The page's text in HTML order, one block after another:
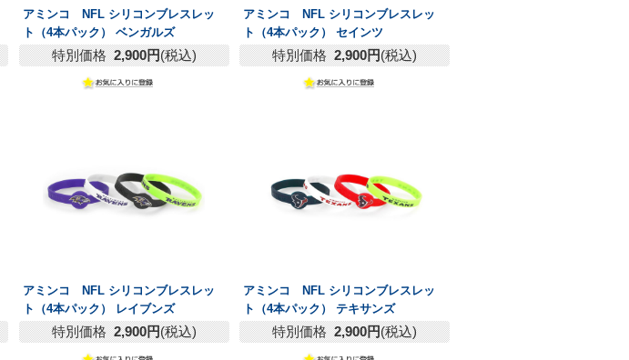
アミンコ NFL シリコンブレスレッ
ト（4本パック） ベンガルズ
特別価格 2,900円(税込)
アミンコ NFL シリコンブレスレッ
ト（4本パック） セインツ
特別価格 2,900円(税込)
アミンコ NFL シリコンブレスレッ
ト（4本パック） レイブンズ
特別価格 2,900円(税込)
アミンコ NFL シリコンブレスレッ
ト（4本パック） テキサンズ
特別価格 2,900円(税込)